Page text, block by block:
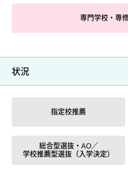
専門学校・専
状況
指定校推薦
総合型選抜・AO／
学校推薦型選抜（入学決定）